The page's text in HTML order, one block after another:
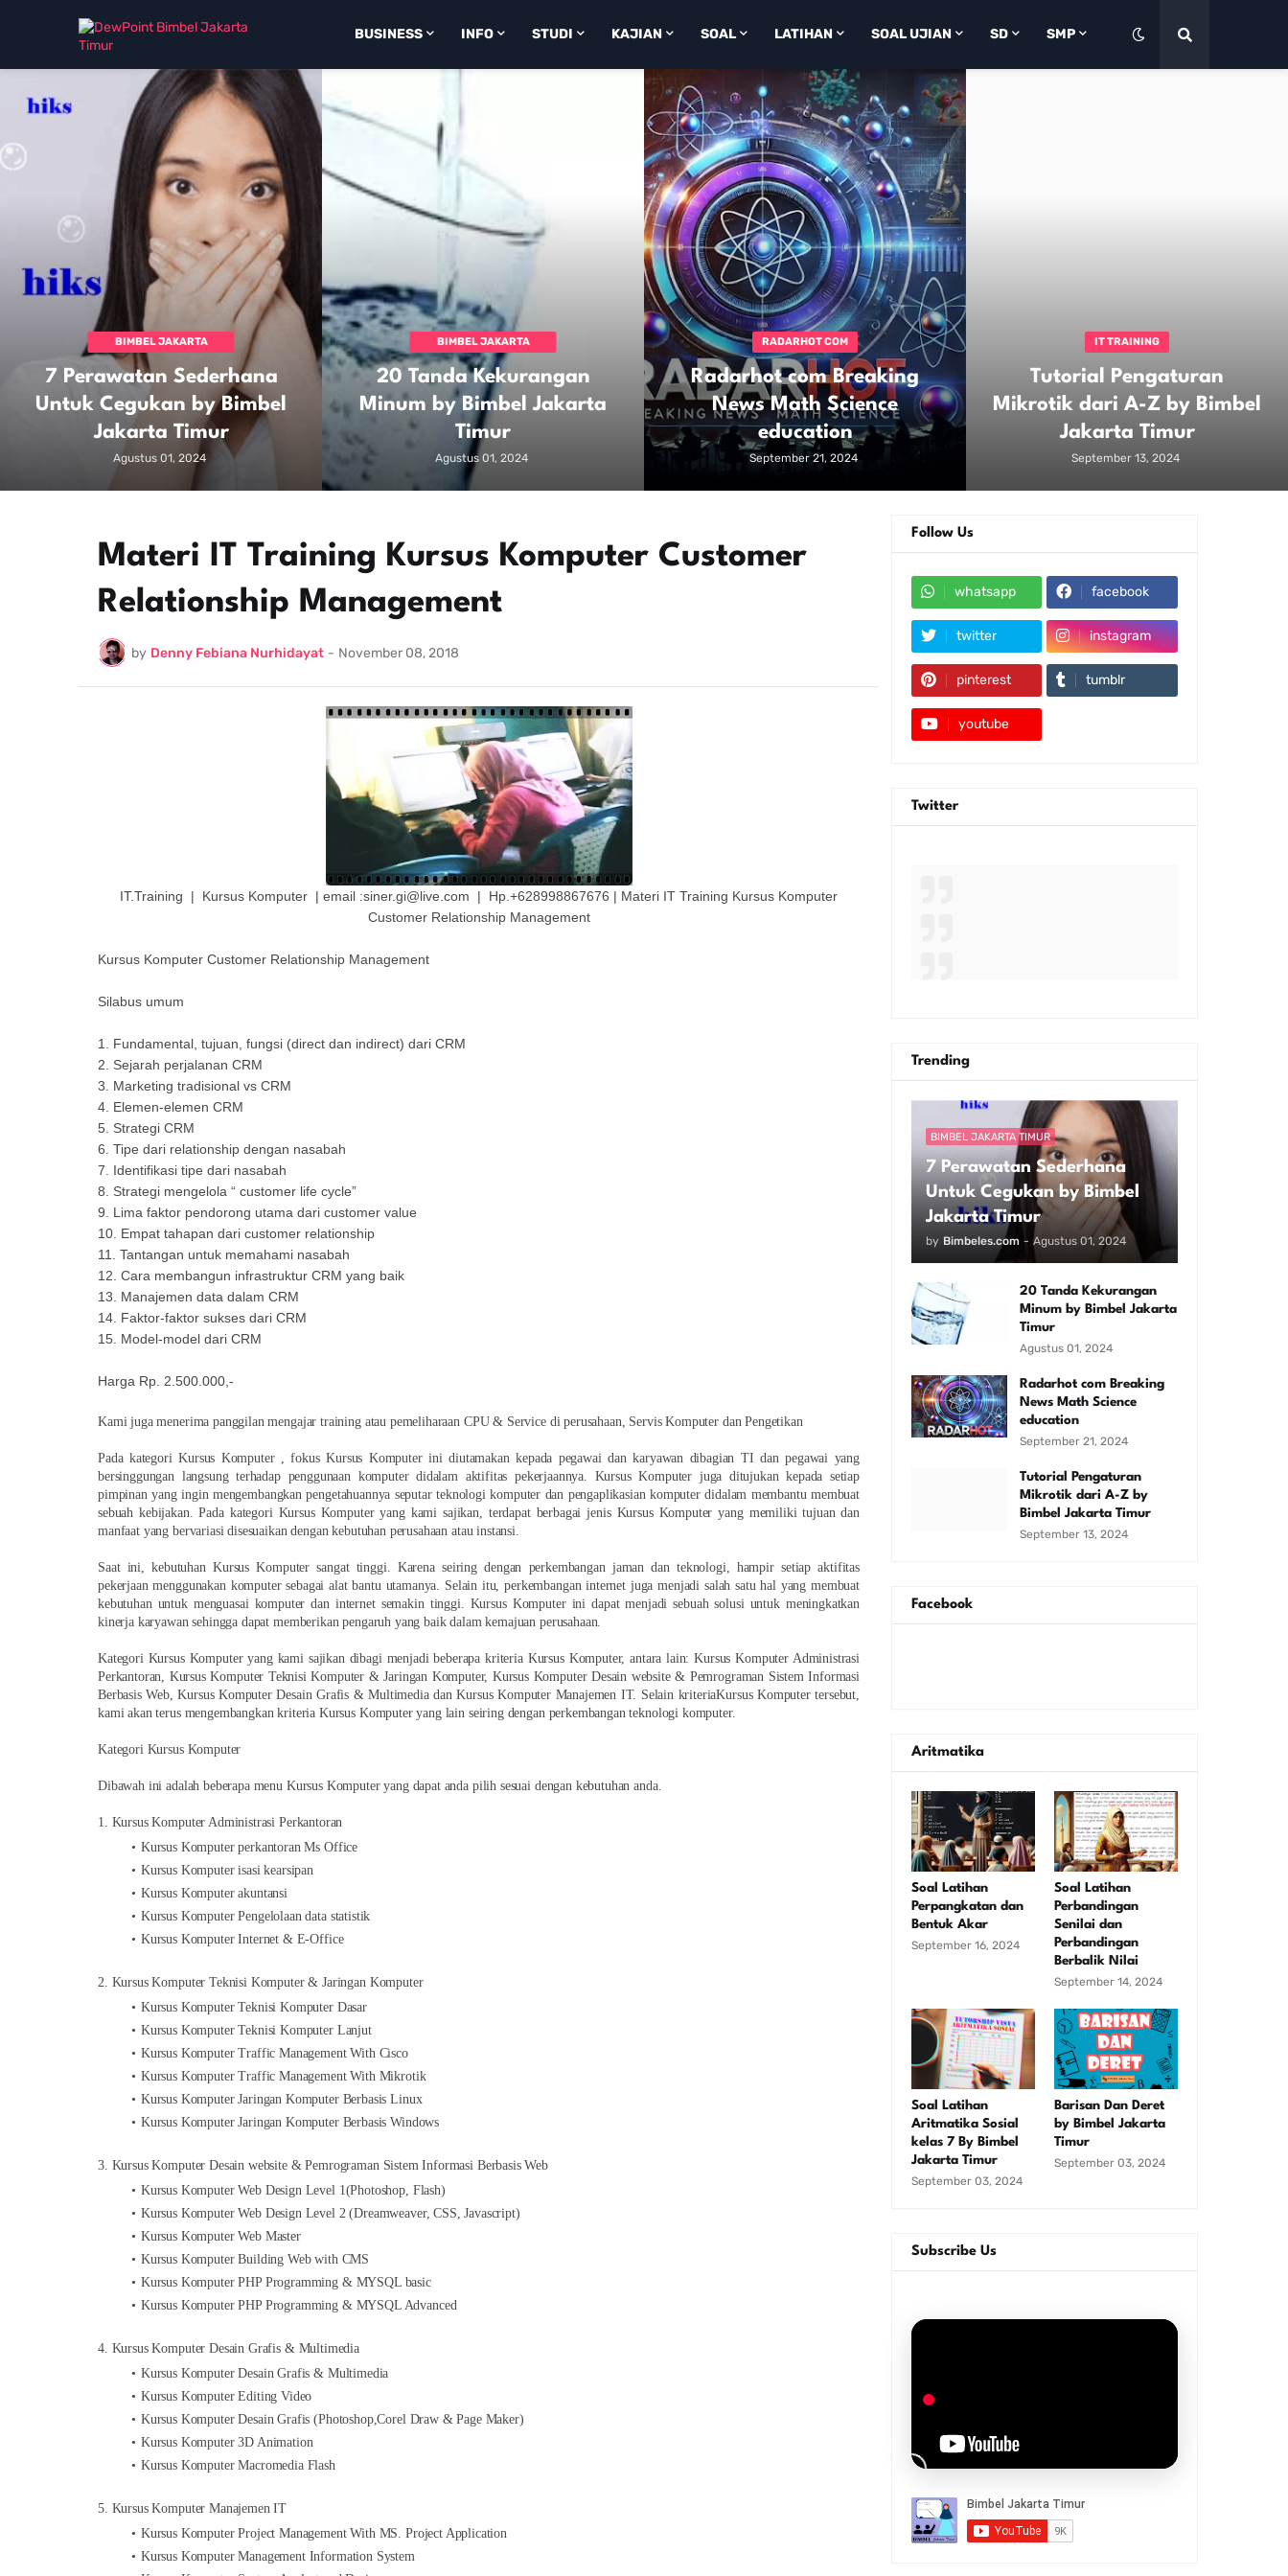
BUSINESS INFO STUDI KAJIAN SOAL LATIHAN SOAL UJIAN SD SMP
BIMBEL JAKARTA
TIMUR
7 Perawatan Sederhana
Untuk Cegukan by Bimbel
Jakarta Timur
Agustus 01, 2024
BIMBEL JAKARTA
TIMUR
20 Tanda Kekurangan
Minum by Bimbel Jakarta
Timur
Agustus 01, 2024
RADARHOT COM
Radarhot com Breaking
News Math Science
education
September 21, 2024
IT TRAINING
Tutorial Pengaturan
Mikrotik dari A-Z by Bimbel
Jakarta Timur
September 13, 2024
Materi IT Training Kursus Komputer Customer
Relationship Management
by Denny Febiana Nurhidayat - November 08, 2018
IT.Training | Kursus Komputer | email :siner.gi@live.com | Hp.+628998867676 | Materi IT Training Kursus Komputer
Customer Relationship Management
Kursus Komputer Customer Relationship Management
Silabus umum
1.
Fundamental, tujuan, fungsi (direct dan indirect) dari CRM
2.
Sejarah perjalanan CRM
3.
Marketing tradisional vs CRM
4. Elemen-elemen CRM
5. Strategi CRM
6. Tipe dari relationship dengan nasabah
7.
Identifikasi tipe dari nasabah
8.
Strategi mengelola “ customer life cycle”
9.
Lima faktor pendorong utama dari customer value
10. Empat tahapan dari customer relationship
11.
Tantangan untuk memahami nasabah
12. Cara membangun infrastruktur CRM yang baik
13.
Manajemen data dalam CRM
14. Faktor-faktor sukses dari CRM
15. Model-model dari CRM
Harga Rp. 2.500.000,-
Kami juga menerima panggilan mengajar training atau pemeliharaan CPU & Service di perusahaan, Servis Komputer dan Pengetikan
Pada kategori Kursus Komputer , fokus Kursus Komputer ini diutamakan kepada pegawai dan karyawan dibagian TI dan pegawai yang
bersinggungan langsung terhadap penggunaan komputer didalam aktifitas pekerjaannya. Kursus Komputer juga ditujukan kepada setiap
pimpinan yang ingin mengembangkan pengetahuannya seputar teknologi komputer dan pengaplikasian komputer didalam membantu membuat
sebuah kebijakan. Pada kategori Kursus Komputer yang kami sajikan, terdapat berbagai jenis Kursus Komputer yang memiliki tujuan dan
manfaat yang bervariasi disesuaikan dengan kebutuhan perusahaan atau instansi.
Saat ini, kebutuhan Kursus Komputer sangat tinggi. Karena seiring dengan perkembangan jaman dan teknologi, hampir setiap aktifitas
pekerjaan menggunakan komputer sebagai alat bantu utamanya. Selain itu, perkembangan internet juga menjadi salah satu hal yang membuat
kebutuhan untuk menguasai komputer dan internet semakin tinggi. Kursus Komputer ini dapat menjadi sebuah solusi untuk meningkatkan
kinerja karyawan sehingga dapat memberikan pengaruh yang baik dalam kemajuan perusahaan.
Kategori Kursus Komputer yang kami sajikan dibagi menjadi beberapa kriteria Kursus Komputer, antara lain: Kursus Komputer Administrasi
Perkantoran, Kursus Komputer Teknisi Komputer & Jaringan Komputer, Kursus Komputer Desain website & Pemrograman Sistem Informasi
Berbasis Web, Kursus Komputer Desain Grafis & Multimedia dan Kursus Komputer Manajemen IT. Selain kriteriaKursus Komputer tersebut,
kami akan terus mengembangkan kriteria Kursus Komputer yang lain seiring dengan perkembangan teknologi komputer.
Kategori Kursus Komputer
Dibawah ini adalah beberapa menu Kursus Komputer yang dapat anda pilih sesuai dengan kebutuhan anda.
1. Kursus Komputer Administrasi Perkantoran
Kursus Komputer perkantoran Ms Office
Kursus Komputer isasi kearsipan
Kursus Komputer akuntansi
Kursus Komputer Pengelolaan data statistik
Kursus Komputer Internet & E-Office
2. Kursus Komputer Teknisi Komputer & Jaringan Komputer
Kursus Komputer Teknisi Komputer Dasar
Kursus Komputer Teknisi Komputer Lanjut
Kursus Komputer Traffic Management With Cisco
Kursus Komputer Traffic Management With Mikrotik
Kursus Komputer Jaringan Komputer Berbasis Linux
Kursus Komputer Jaringan Komputer Berbasis Windows
3. Kursus Komputer Desain website & Pemrograman Sistem Informasi Berbasis Web
Kursus Komputer Web Design Level 1(Photoshop, Flash)
Kursus Komputer Web Design Level 2 (Dreamweaver, CSS, Javascript)
Kursus Komputer Web Master
Kursus Komputer Building Web with CMS
Kursus Komputer PHP Programming & MYSQL basic
Kursus Komputer PHP Programming & MYSQL Advanced
4. Kursus Komputer Desain Grafis & Multimedia
Kursus Komputer Desain Grafis & Multimedia
Kursus Komputer Editing Video
Kursus Komputer Desain Grafis (Photoshop,Corel Draw & Page Maker)
Kursus Komputer 3D Animation
Kursus Komputer Macromedia Flash
5. Kursus Komputer Manajemen IT
Kursus Komputer Project Management With MS. Project Application
Kursus Komputer Management Information System
Follow Us
whatsapp facebook
twitter instagram
pinterest tumblr
youtube
Twitter
Trending
BIMBEL JAKARTA TIMUR
7 Perawatan Sederhana
Untuk Cegukan by Bimbel
Jakarta Timur
by Bimbeles.com - Agustus 01, 2024
20 Tanda Kekurangan
Minum by Bimbel Jakarta
Timur
Agustus 01, 2024
Radarhot com Breaking
News Math Science
education
September 21, 2024
Tutorial Pengaturan
Mikrotik dari A-Z by
Bimbel Jakarta Timur
September 13, 2024
Facebook
Aritmatika
Soal Latihan
Perpangkatan dan
Bentuk Akar
September 16, 2024
Soal Latihan
Perbandingan
Senilai dan
Perbandingan
Berbalik Nilai
September 14, 2024
Soal Latihan
Aritmatika Sosial
kelas 7 By Bimbel
Jakarta Timur
September 03, 2024
Barisan Dan Deret
by Bimbel Jakarta
Timur
September 03, 2024
Subscribe Us